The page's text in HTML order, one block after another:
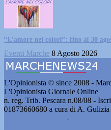
“L’amore nei colori”: fino al 30
Eventi Marche 8 Agosto 2026
L'Opinionista © since 2008 -
L'Opinionista Giornale Online
n. reg. Trib. Pescara n.08/08 -
01873660680 a cura di A. Gulizia
-